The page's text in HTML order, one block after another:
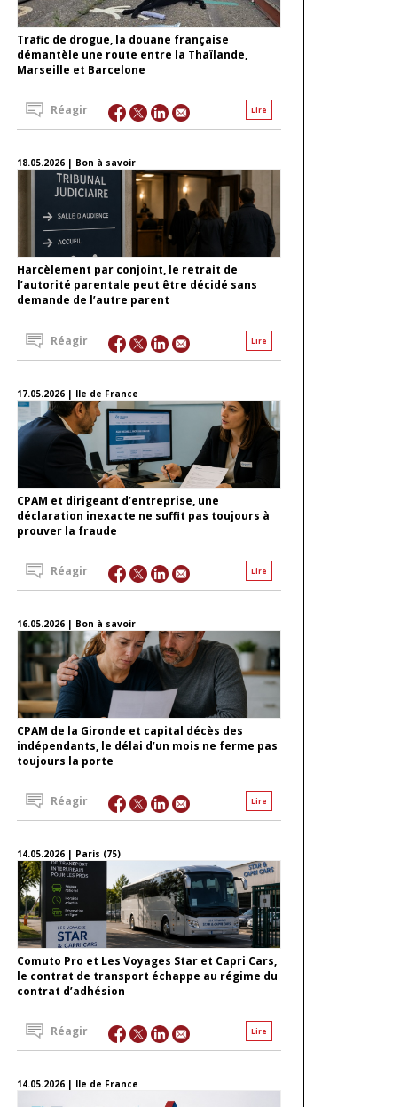
Trafic de drogue, la douane française
démantèle une route entre la Thaïlande,
Marseille et Barcelone
Lire
Réagir
18.05.2026 | Bon à savoir
Harcèlement par conjoint, le retrait de
l’autorité parentale peut être décidé sans
demande de l’autre parent
Lire
Réagir
17.05.2026 | Ile de France
CPAM et dirigeant d’entreprise, une
déclaration inexacte ne suffit pas toujours à
prouver la fraude
Lire
Réagir
16.05.2026 | Bon à savoir
CPAM de la Gironde et capital décès des
indépendants, le délai d’un mois ne ferme pas
toujours la porte
Lire
Réagir
14.05.2026 | Paris (75)
Comuto Pro et Les Voyages Star et Capri Cars,
le contrat de transport échappe au régime du
contrat d’adhésion
Lire
Réagir
14.05.2026 | Ile de France